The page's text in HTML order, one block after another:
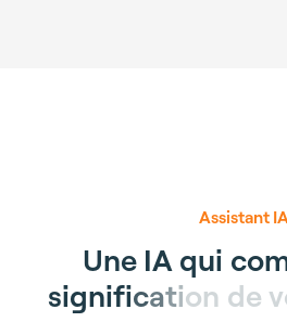
Assistant IA
Une IA qui co
signification de v